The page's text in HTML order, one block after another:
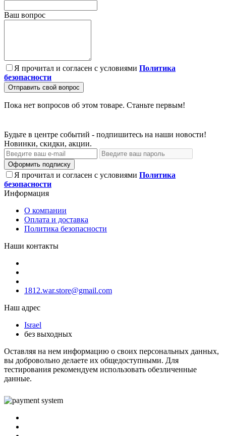
Ваш вопрос
Я прочитал и согласен с условиями Политика
безопасности
Отправить свой вопрос
Пока нет вопросов об этом товаре. Станьте первым!
Будьте в центре событий - подпишитесь на наши новости!
Новинки, скидки, акции.
Оформить подписку
Я прочитал и согласен с условиями Политика
безопасности
Информация
О компании
Оплата и доставка
Политика безопасности
Наши контакты
1812.war.store@gmail.com
Наш адрес
Israel
без выходных
Оставляя на нем информацию о своих персональных данных,
вы добровольно делаете их общедоступными. Для
тестирования рекомендуем использовать обезличенные
данные.